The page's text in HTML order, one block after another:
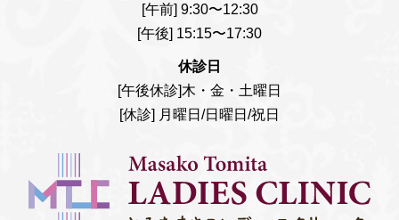
[午前] 9:30〜12:30
[午後] 15:15〜17:30
休診日
[午後休診]木・金・土曜日
[休診] 月曜日/日曜日/祝日